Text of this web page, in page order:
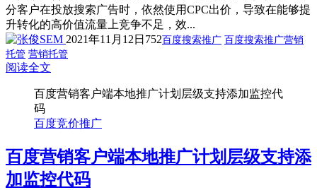
分客户在投放搜索广告时，依然使用CPC出价，导致在能够提
升转化的高价值流量上竞争不足，效...
2021年11月12日 752百度搜索推广 百度搜索推广营销
托管 营销托管
阅读全文
百度营销客户端本地推广计划层级支持添加监控代
码
百度竞价推广
百度营销客户端本地推广计划层级支持添
加监控代码